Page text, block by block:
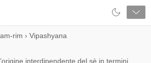
rim › Vipashyana
interdipendente del sè in termini